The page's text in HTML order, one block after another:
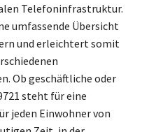
Telefoninfrastruktur.
umfassende Übersicht
und erleichtert somit
Ob geschäftliche oder
steht für eine
jeden Einwohner von